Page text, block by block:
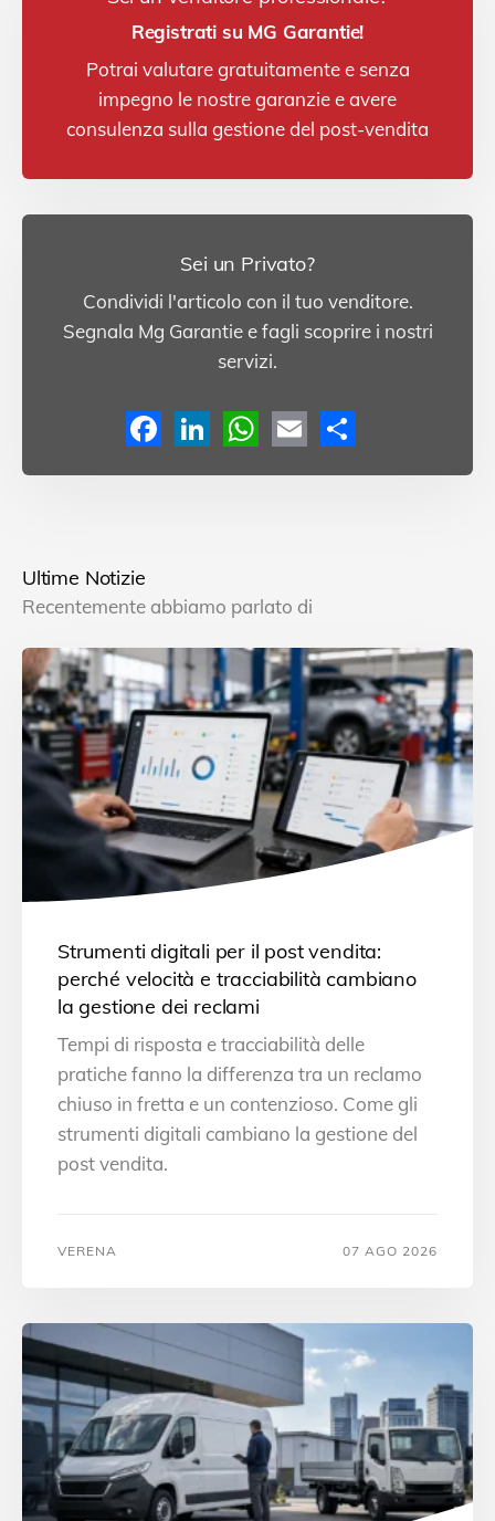
Registrati su MG Garantie!
Potrai valutare gratuitamente e senza
impegno le nostre garanzie e avere
consulenza sulla gestione del post-vendita
Sei un Privato?
Condividi l'articolo con il tuo venditore.
Segnala Mg Garantie e fagli scoprire i nostri
servizi.
e
b
o
k
e
I
n
s
p
l
i
d
i
Ultime Notizie
Recentemente abbiamo parlato di
Strumenti digitali per il post vendita:
perché velocità e tracciabilità cambiano
la gestione dei reclami
Tempi di risposta e tracciabilità delle
pratiche fanno la differenza tra un reclamo
chiuso in fretta e un contenzioso. Come gli
strumenti digitali cambiano la gestione del
post vendita.
VERENA 07 AGO 2026